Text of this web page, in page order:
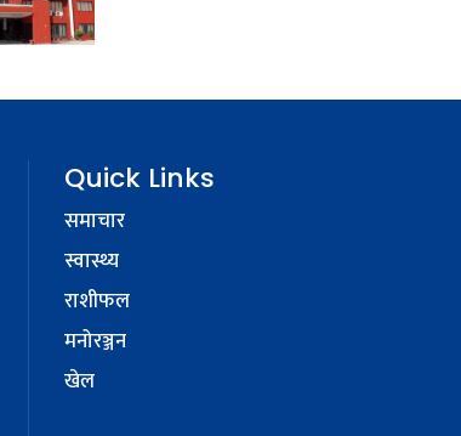
Quick Links
समाचार
स्वास्थ्य
राशीफल
मनोरञ्जन
खेल